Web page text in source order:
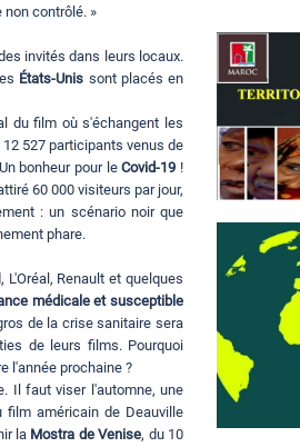
contrôlé. »
invités dans leurs locaux.
États-Unis sont placés en
du film où s'échangent les
527 participants venus de
bonheur pour leCovid-19 !
60 000 visiteurs par jour,
: un scénario noir que
phare.
Renault et quelques
médicale et susceptible
de la crise sanitaire sera
de leurs films. Pourquoi
l'année prochaine ?
Il faut viser l'automne, une
film américain de Deauville
la Mostra de Venise, du 10